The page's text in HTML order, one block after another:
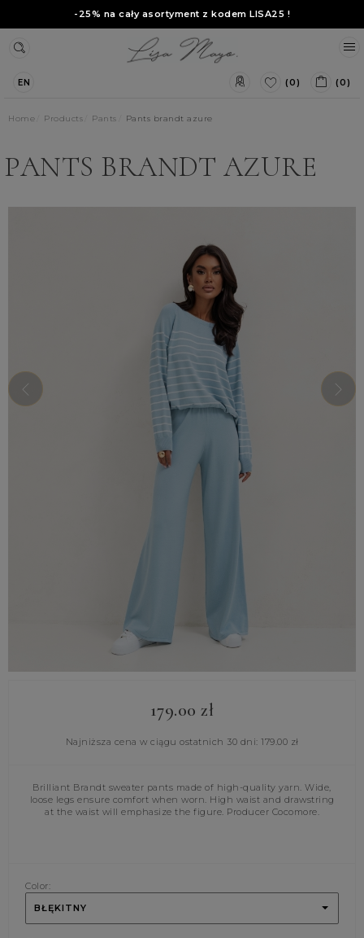
-25% na cały asortyment z kodem LISA25 !
EN (0) (0)
Home Products Pants Pants brandt azure
PANTS BRANDT AZURE
179.00 zł
Najniższa cena w ciągu ostatnich 30 dni: 179.00 zł
Brilliant Brandt sweater pants made of high-quality yarn. Wide,
loose legs ensure comfort when worn. High waist and drawstring
at the waist will emphasize the figure. Producer Cocomore.
Color:
BŁĘKITNY